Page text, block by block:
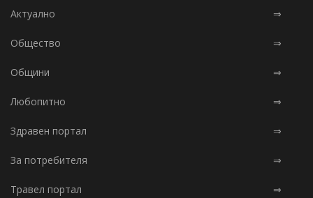
Актуално ⇒
Общество ⇒
Общини ⇒
Любопитно ⇒
Здравен портал ⇒
За потребителя ⇒
Травел портал ⇒